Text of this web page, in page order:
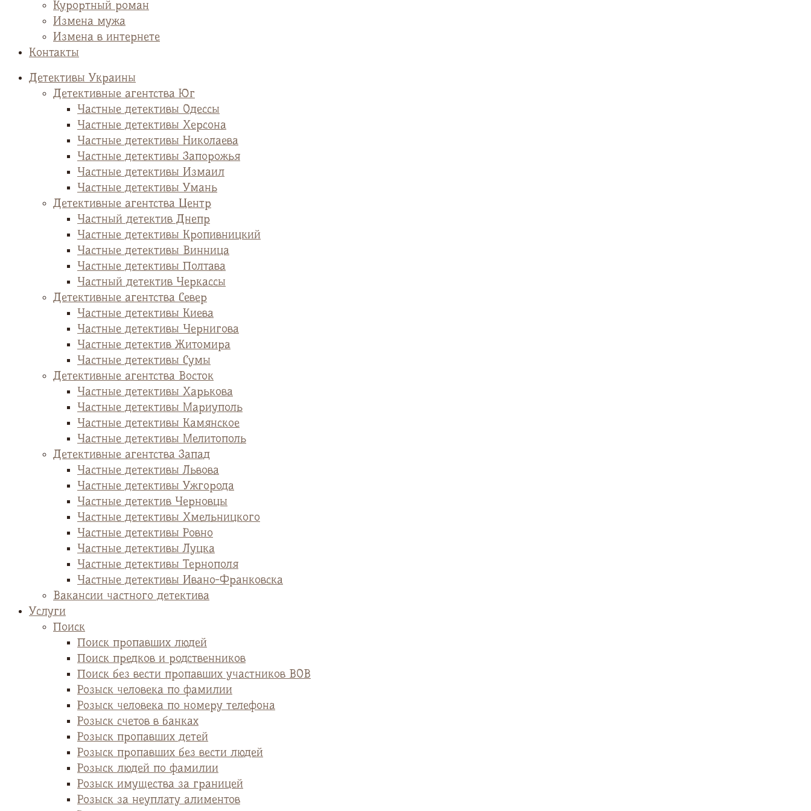
Курортный роман
Измена мужа
Измена в интернете
Контакты
Детективы Украины
Детективные агентства Юг
Частные детективы Одессы
Частные детективы Херсона
Частные детективы Николаева
Частные детективы Запорожья
Частные детективы Измаил
Частные детективы Умань
Детективные агентства Центр
Частный детектив Днепр
Частные детективы Кропивницкий
Частные детективы Винница
Частные детективы Полтава
Частный детектив Черкассы
Детективные агентства Север
Частные детективы Киева
Частные детективы Чернигова
Частные детектив Житомира
Частные детективы Сумы
Детективные агентства Восток
Частные детективы Харькова
Частные детективы Мариуполь
Частные детективы Камянское
Частные детективы Мелитополь
Детективные агентства Запад
Частные детективы Львова
Частные детективы Ужгорода
Частные детектив Черновцы
Частные детективы Хмельницкого
Частные детективы Ровно
Частные детективы Луцка
Частные детективы Тернополя
Частные детективы Ивано-Франковска
Вакансии частного детектива
Услуги
Поиск
Поиск пропавших людей
Поиск предков и родственников
Поиск без вести пропавших участников ВОВ
Розыск человека по фамилии
Розыск человека по номеру телефона
Розыск счетов в банках
Розыск пропавших детей
Розыск пропавших без вести людей
Розыск людей по фамилии
Розыск имущества за границей
Розыск за неуплату алиментов